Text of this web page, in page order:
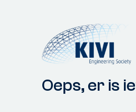
Oeps, er is